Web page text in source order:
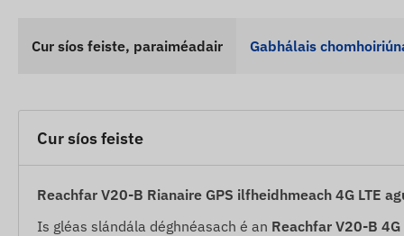
Cur síos feiste, paraiméadair Gabhálais
Cur síos feiste
Reachfar V20-B Rianaire GPS ilfheidhmeach 4G LTE
Is gléas slándála déghnéasach é an Reachfar V20-B 4G